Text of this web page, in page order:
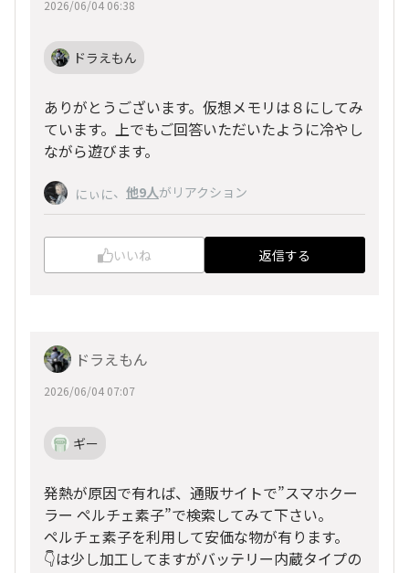
2026/06/04 06:38
ドラえもん
ありがとうございます。仮想メモリは８にしてみ
ています。上でもご回答いただいたように冷やし
ながら遊びます。
にぃに、 他9人がリアクション
いいね 返信する
ドラえもん
2026/06/04 07:07
ギー
発熱が原因で有れば、通販サイトで”スマホクー
ラー ペルチェ素子”で検索してみて下さい。
ペルチェ素子を利用して安価な物が有ります。
👇は少し加工してますがバッテリー内蔵タイプの